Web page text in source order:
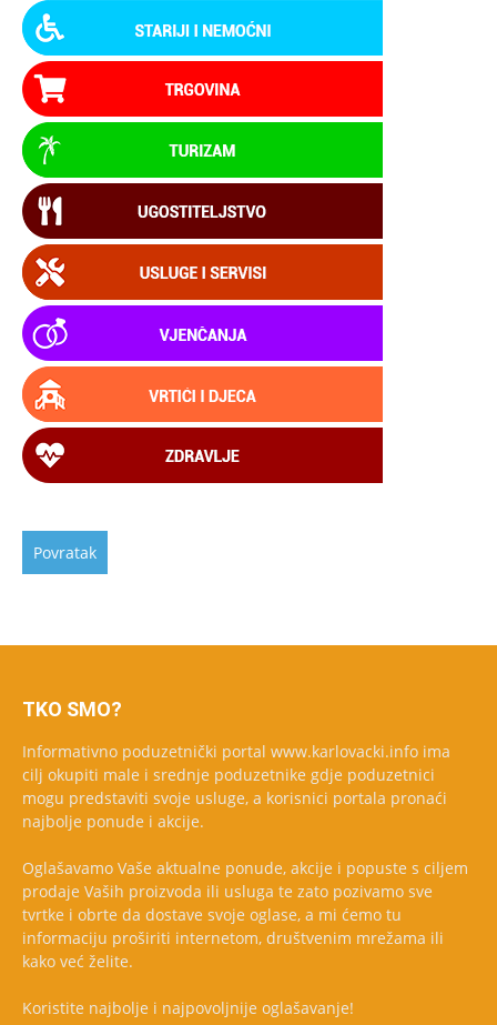
TKO SMO?
Informativno poduzetnički portal www.karlovacki.info ima
cilj okupiti male i srednje poduzetnike gdje poduzetnici
mogu predstaviti svoje usluge, a korisnici portala pronaći
najbolje ponude i akcije.
Oglašavamo Vaše aktualne ponude, akcije i popuste s ciljem
prodaje Vaših proizvoda ili usluga te zato pozivamo sve
tvrtke i obrte da dostave svoje oglase, a mi ćemo tu
informaciju proširiti internetom, društvenim mrežama ili
kako već želite.
Koristite najbolje i najpovoljnije oglašavanje!